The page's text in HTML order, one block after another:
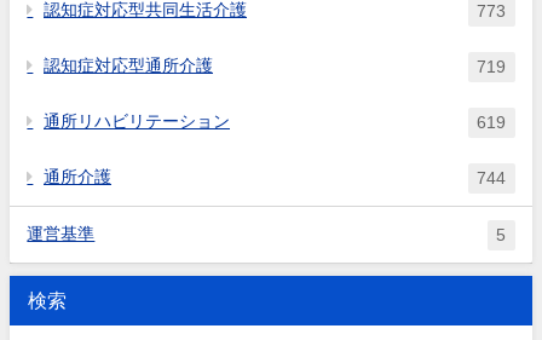
認知症対応型共同生活介護 773
認知症対応型通所介護 719
通所リハビリテーション 619
通所介護 744
運営基準 5
検索